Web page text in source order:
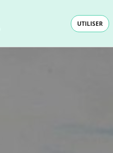
UTILISER